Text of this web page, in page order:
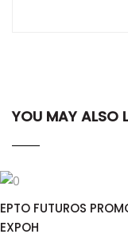
YOU MAY ALSO
EPTO FUTUROS
EXPOH